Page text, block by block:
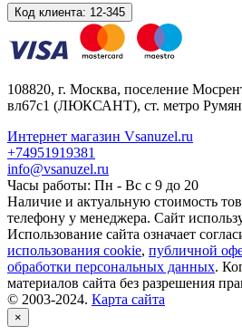
Код клиента: 12-345
108820, г. Москва, поселение
вл67с1 (ЛЮКСАНТ), ст. метро
Интернет магазин Vsanuzel.ru
+74951919381
info@vsanuzel.ru
Часы работы: Пн - Вс с 9 до 20
Наличие и актуальную стоимость
телефону у менеджера. Сайт
Использование сайта означает
использования cookie, публичной
обработки персональных данных.
материалов сайта без разрешения
© 2003-2024. Карта сайта
×